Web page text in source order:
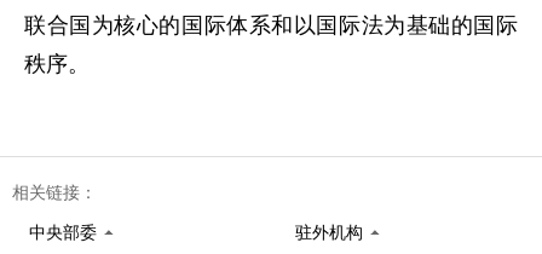
联合国为核心的国际体系和以国际法为基础的国际
秩序。
相关链接：
中央部委 驻外机构